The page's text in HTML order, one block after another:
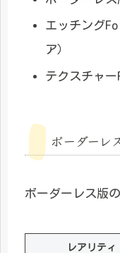
エッチング
ア）
テクスチャ
ボーダーレ
ボーダーレス版
レアリティ